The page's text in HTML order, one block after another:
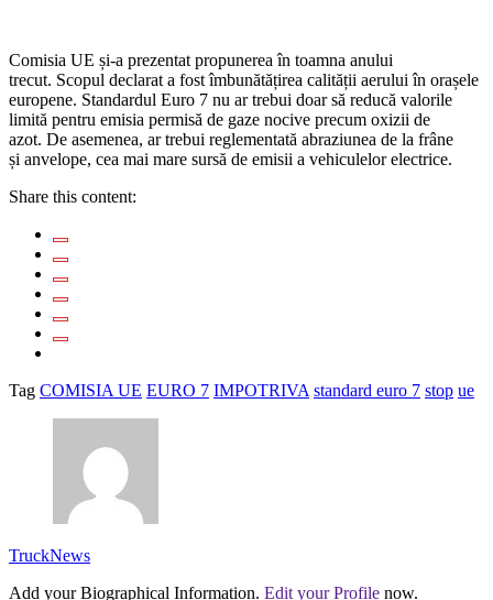
Comisia UE și-a prezentat propunerea în toamna anului
trecut. Scopul declarat a fost îmbunătățirea calității aerului în orașele
europene. Standardul Euro 7 nu ar trebui doar să reducă valorile
limită pentru emisia permisă de gaze nocive precum oxizii de
azot. De asemenea, ar trebui reglementată abraziunea de la frâne
și anvelope, cea mai mare sursă de emisii a vehiculelor electrice.
Share this content:
Tag COMISIA UE EURO 7 IMPOTRIVA standard euro 7 stop ue
TruckNews
Add your Biographical Information. Edit your Profile now.